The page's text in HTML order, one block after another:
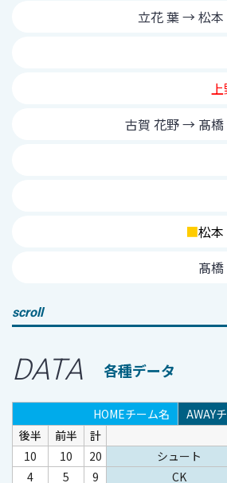
立花 葉 → 松本
古賀 花野 → 髙
■松
髙
scroll
DATA 各種データ
HOMEチーム名
AWAY
後半
前半 計
10
10 20 シュート
4
5 9 CK